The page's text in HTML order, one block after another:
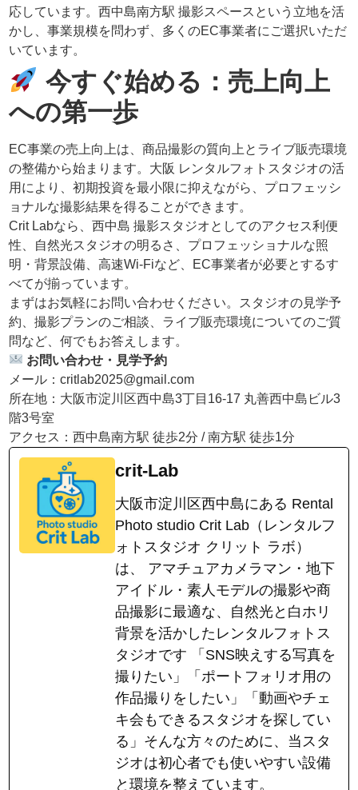
応しています。西中島南方駅 撮影スペースという立地を活
かし、事業規模を問わず、多くのEC事業者にご選択いただ
いています。
今すぐ始める：売上向上
への第一歩
EC事業の売上向上は、商品撮影の質向上とライブ販売環境
の整備から始まります。大阪 レンタルフォトスタジオの活
用により、初期投資を最小限に抑えながら、プロフェッシ
ョナルな撮影結果を得ることができます。
Crit Labなら、西中島 撮影スタジオとしてのアクセス利便
性、自然光スタジオの明るさ、プロフェッショナルな照
明・背景設備、高速Wi-Fiなど、EC事業者が必要とするす
べてが揃っています。
まずはお気軽にお問い合わせください。スタジオの見学予
約、撮影プランのご相談、ライブ販売環境についてのご質
問など、何でもお答えします。
お問い合わせ・見学予約
メール：critlab2025@gmail.com
所在地：大阪市淀川区西中島3丁目16-17 丸善西中島ビル3
階3号室
アクセス：西中島南方駅 徒歩2分 / 南方駅 徒歩1分
crit-Lab
大阪市淀川区西中島にある Rental
Photo studio Crit Lab（レンタルフ
ォトスタジオ クリット ラボ）
は、 アマチュアカメラマン・地下
アイドル・素人モデルの撮影や商
品撮影に最適な、自然光と白ホリ
背景を活かしたレンタルフォトス
タジオです 「SNS映えする写真を
撮りたい」「ポートフォリオ用の
作品撮りをしたい」「動画やチェ
キ会もできるスタジオを探してい
る」そんな方々のために、当スタ
ジオは初心者でも使いやすい設備
と環境を整えています。